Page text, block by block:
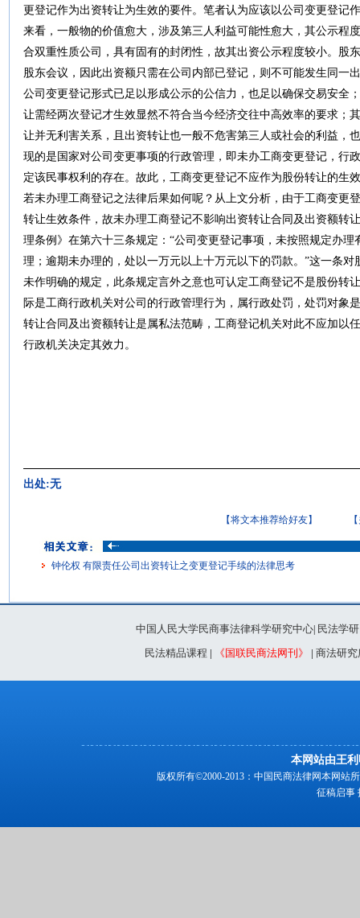
更登记作为出资转让为生效的要件。笔者认为应该以公司变更登记
来看，一般物的价值愈大，涉及第三人利益可能性愈大，其公示程
合双重性质公司，具有固有的封闭性，故其出资公示程度较小。股
股东会议，因此出资额只需在公司内部已登记，则不可能发生同一
公司变更登记形式已足以形成公示的公信力，也足以确保交易安全
让需经两次登记才生效显然不符合当今经济交往中高效率的要求；
让并无利害关系，且出资转让也一般不危害第三人或社会的利益，
现的是国家对公司变更事项的行政管理，即未办工商变更登记，行
定该民事权利的存在。故此，工商变更登记不应作为股份转让的生
若未办理工商登记之法律后果如何呢？从上文分析，由于工商变更
转让生效条件，故未办理工商登记不影响出资转让合同及出资额转
理条例》在第六十三条规定：“公司变更登记事项，未按照规定办
理；逾期未办理的，处以一万元以上十万元以下的罚款。”这一条
未作明确的规定，此条规定言外之意也可认定工商登记不是股份转
际是工商行政机关对公司的行政管理行为，属行政处罚，处罚对
转让合同及出资额转让是属私法范畴，工商登记机关对此不应加以
行政机关决定其效力。
出处:无
【将文本推荐给好友】
钟伦权 有限责任公司出资转让之变更登记手续的法律思考
中国人民大学民商事法律科学研究中心| 民法学
民法精品课程 | 《国联民商法网刊》 | 商法研究
本网站由王
版权所有©2000-2013：中国民商法律网本网站
征稿启事